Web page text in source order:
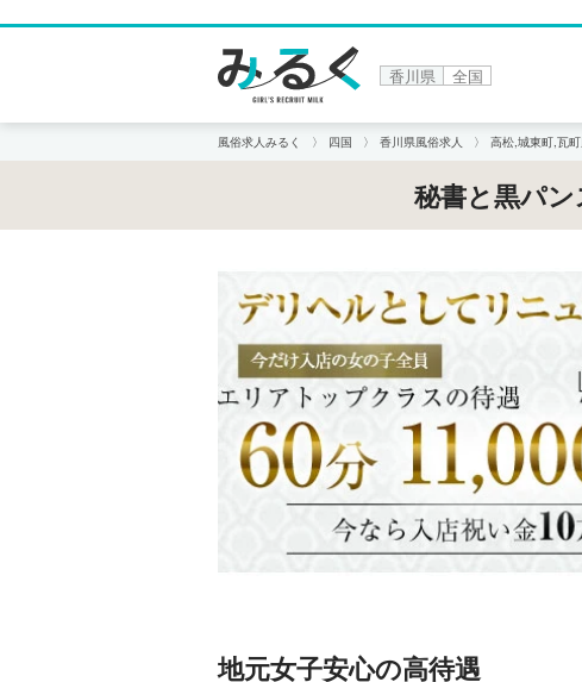
香川県 全国
風俗求人みるく 四国 香川県風俗求人 高松,城東町,瓦
秘書と黒パン
地元女子安心の高待遇